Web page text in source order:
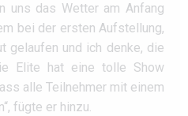
uns das Wetter am Anfang
bei der ersten Aufstellung,
gelaufen und ich denke, die
Elite hat eine tolle Show
alle Teilnehmer mit einem
fügte er hinzu.